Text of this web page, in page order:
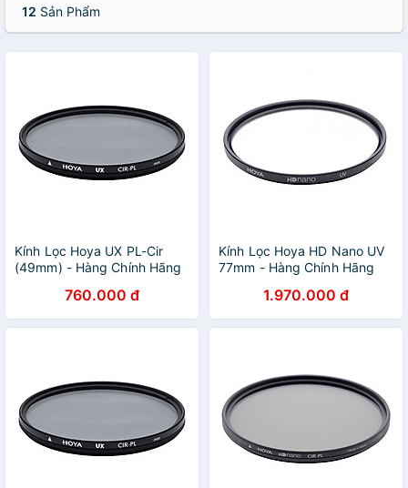
12 Sản Phẩm
Kính Lọc Hoya UX PL-Cir
(49mm) - Hàng Chính Hãng
760.000 đ
Kính Lọc Hoya HD Nano UV
77mm - Hàng Chính Hãng
1.970.000 đ